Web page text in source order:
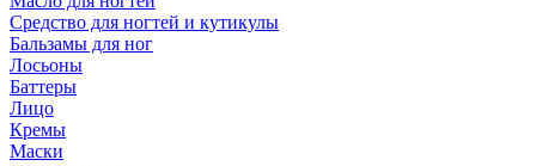
Средство для ногтей и кутикулы
Бальзамы для ног
Лосьоны
Баттеры
Лицо
Кремы
Маски